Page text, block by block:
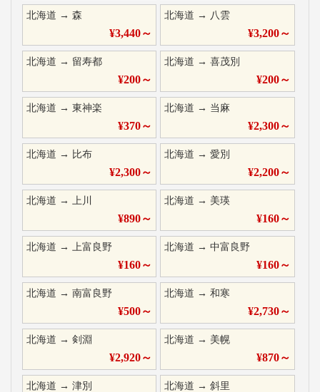
北海道 → 森
¥3,440～
北海道 → 八雲
¥3,200～
北海道 → 留寿都
¥200～
北海道 →喜茂別
¥200～
北海道 → 東神楽
¥370～
北海道 → 当麻
¥2,300～
北海道 → 比布
¥2,300～
北海道 →愛別
¥2,200～
北海道 → 上川
¥890～
北海道 → 美瑛
¥160～
北海道 → 上富良野
¥160～
北海道 →中富良野
¥160～
北海道 → 南富良野
¥500～
北海道 →和寒
¥2,730～
北海道 → 剣淵
¥2,920～
北海道 → 美幌
¥870～
北海道 → 津別 北海道 →斜里